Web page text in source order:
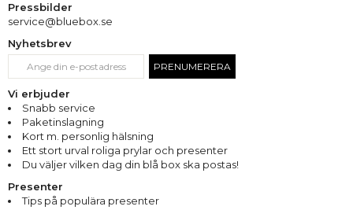
Pressbilder
service@bluebox.se
Nyhetsbrev
PRENUMERERA
Vi erbjuder
Snabb service
Paketinslagning
Kort m. personlig hälsning
Ett stort urval roliga prylar och presenter
Du väljer vilken dag din blå box ska postas!
Presenter
Tips på populära presenter